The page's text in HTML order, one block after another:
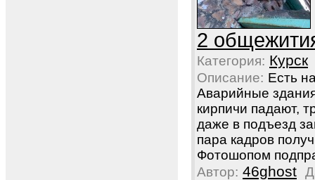
2
Категория: Курск
Описание: Есть
Аварийные
кирпичи падают,
даже в подъезд
пара кадров
Фотошопом
Автор: 46ghost